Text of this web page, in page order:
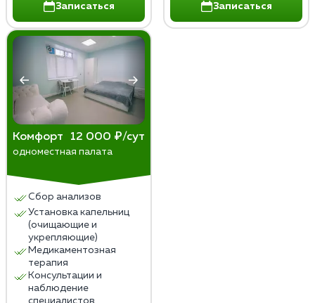
Записаться Записаться
Комфорт 12 000 ₽/сут
одноместная палата
Сбор анализов
Установка капельниц
(очищающие и
укрепляющие)
Медикаментозная
терапия
Консультации и
наблюдение
специалистов